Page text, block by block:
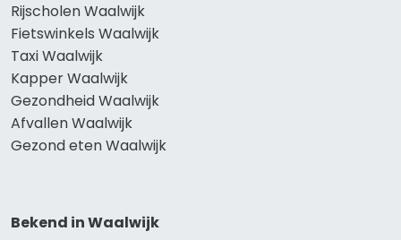
Rijscholen Waalwijk
Fietswinkels Waalwijk
Taxi Waalwijk
Kapper Waalwijk
Gezondheid Waalwijk
Afvallen Waalwijk
Gezond eten Waalwijk
Bekend in Waalwijk